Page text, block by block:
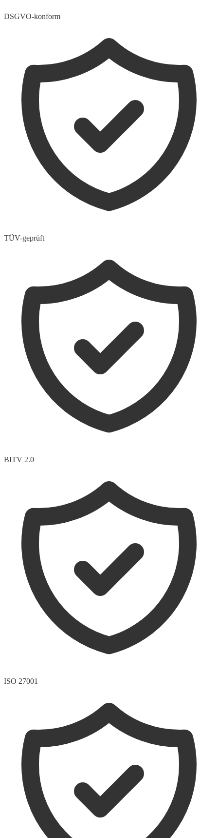
DSGVO-konform
TÜV-geprüft
BITV 2.0
ISO 27001